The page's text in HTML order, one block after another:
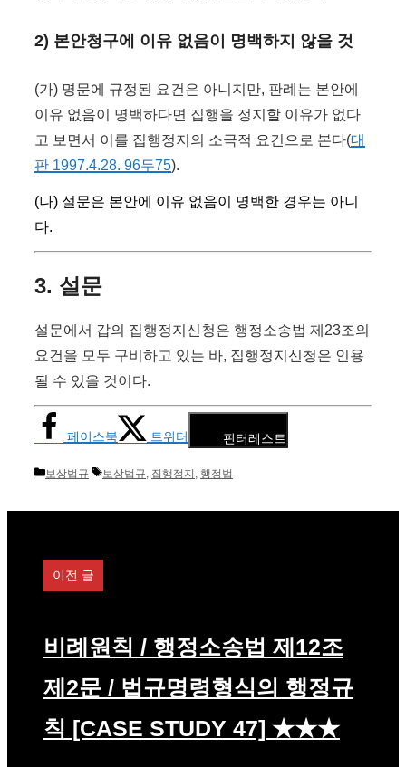
2) 본안청구에 이유 없음이 명백하지 않을 것
(가) 명문에 규정된 요건은 아니지만, 판례는 본안에
이유 없음이 명백하다면 집행을 정지할 이유가 없다
고 보면서 이를 집행정지의 소극적 요건으로 본다(대
판 1997.4.28. 96두75).
(나) 설문은 본안에 이유 없음이 명백한 경우는 아니
다.
3. 설문
설문에서 갑의 집행정지신청은 행정소송법 제23조의
요건을 모두 구비하고 있는 바, 집행정지신청은 인용
될 수 있을 것이다.
페이스북 트위터 핀터레스트
카
고
보상법규
태
보상법규, 집행정지 , 행정법
이전 글
비례원칙 / 행정소송법 제12조
제2문 / 법규명령형식의 행정규
칙 [CASE STUDY 47] ★★★